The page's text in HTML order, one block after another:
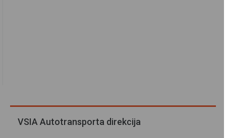
VSIA Autotransporta direkcija